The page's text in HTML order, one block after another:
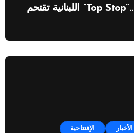
من بيروت إلى دبي…”Top Stop” اللبنانية تقتحم
الأخبار الإفتتاحية